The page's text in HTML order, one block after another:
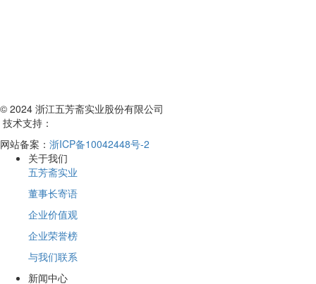
© 2024 浙江五芳斋实业股份有限公司
技术支持：
网站备案： 浙ICP备10042448号-2
关于我们
五芳斋实业
董事长寄语
企业价值观
企业荣誉榜
与我们联系
新闻中心